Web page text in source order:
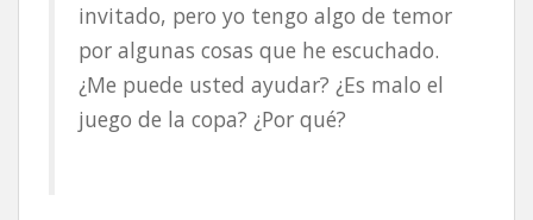
invitado, pero yo tengo algo de temor
por algunas cosas que he escuchado.
¿Me puede usted ayudar? ¿Es malo el
juego de la copa? ¿Por qué?